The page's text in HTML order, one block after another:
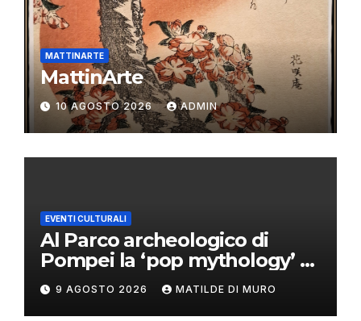
MATTINARTE
MattinArte
10 AGOSTO 2026 ADMIN
EVENTI CULTURALI
Al Parco archeologico di
Pompei la ‘pop mythology’ di
Philip Colbert
9 AGOSTO 2026 MATILDE DI MURO